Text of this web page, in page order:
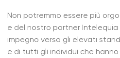
Non potremmo essere più
e del nostro partner Intelequia
impegno verso gli elevati
e di tutti gli individui che